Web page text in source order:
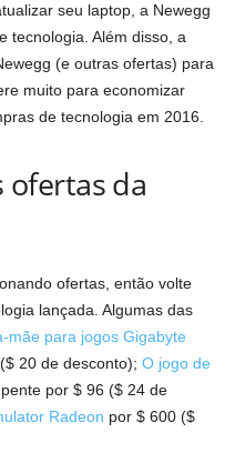
seu laptop, a Newegg
tecnologia. Além disso, a
(e outras ofertas) para
muito para economizar
de tecnologia em 2016.
da
ofertas, então volte
lançada. Algumas das
mãe para jogos Gigabyte
20 de desconto); O jogo de
pente por $ 96 ($ 24 de
Radeon por $ 600 ($